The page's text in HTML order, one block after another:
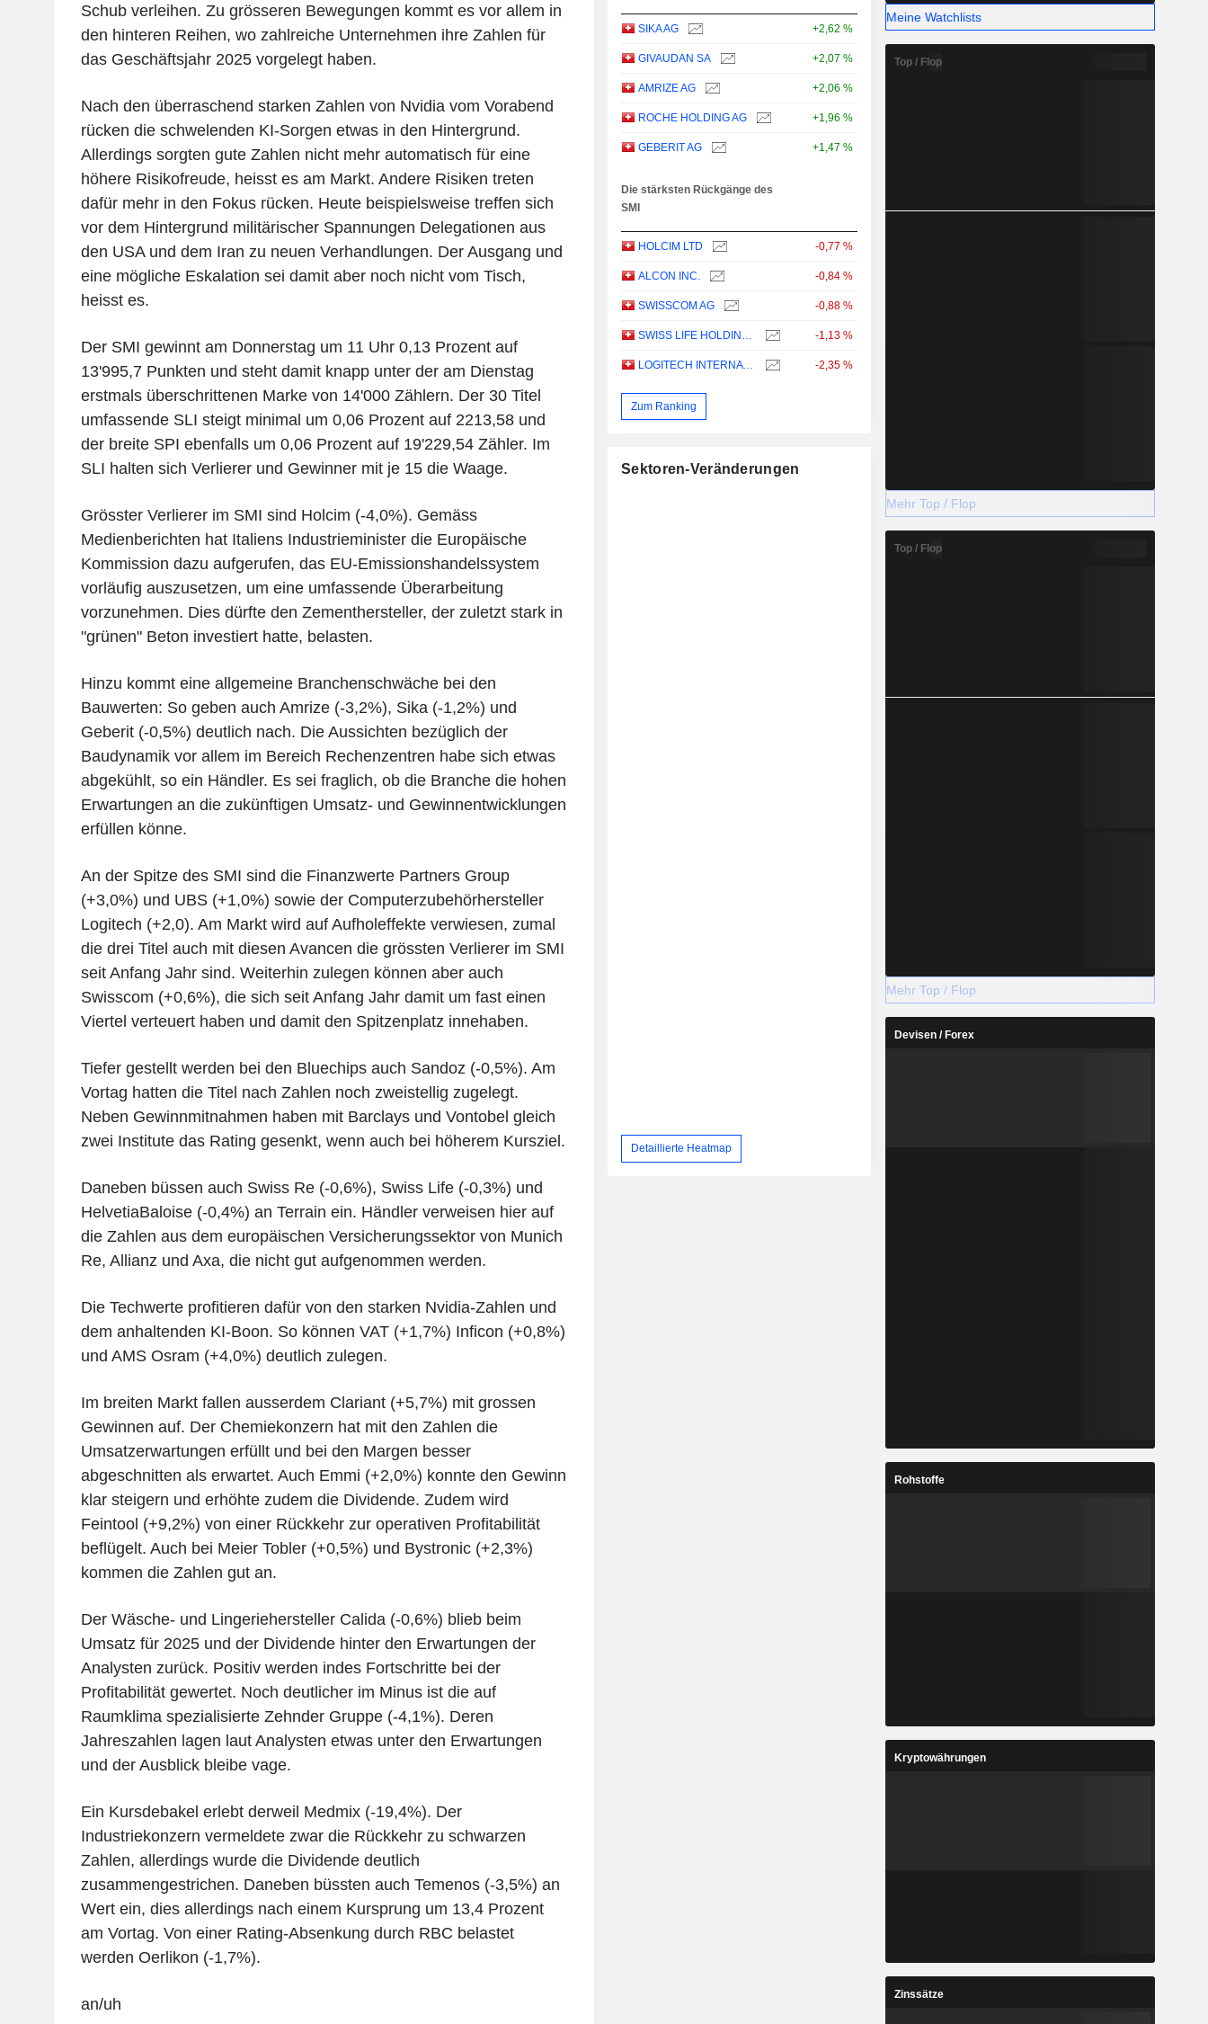
Schub verleihen. Zu grösseren Bewegungen kommt es vor allem in
den hinteren Reihen, wo zahlreiche Unternehmen ihre Zahlen für
das Geschäftsjahr 2025 vorgelegt haben.
Nach den überraschend starken Zahlen von Nvidia vom Vorabend
rücken die schwelenden KI-Sorgen etwas in den Hintergrund.
Allerdings sorgten gute Zahlen nicht mehr automatisch für eine
höhere Risikofreude, heisst es am Markt. Andere Risiken treten
dafür mehr in den Fokus rücken. Heute beispielsweise treffen sich
vor dem Hintergrund militärischer Spannungen Delegationen aus
den USA und dem Iran zu neuen Verhandlungen. Der Ausgang und
eine mögliche Eskalation sei damit aber noch nicht vom Tisch,
heisst es.
Der SMI gewinnt am Donnerstag um 11 Uhr 0,13 Prozent auf
13'995,7 Punkten und steht damit knapp unter der am Dienstag
erstmals überschrittenen Marke von 14'000 Zählern. Der 30 Titel
umfassende SLI steigt minimal um 0,06 Prozent auf 2213,58 und
der breite SPI ebenfalls um 0,06 Prozent auf 19'229,54 Zähler. Im
SLI halten sich Verlierer und Gewinner mit je 15 die Waage.
Grösster Verlierer im SMI sind Holcim (-4,0%). Gemäss
Medienberichten hat Italiens Industrieminister die Europäische
Kommission dazu aufgerufen, das EU-Emissionshandelssystem
vorläufig auszusetzen, um eine umfassende Überarbeitung
vorzunehmen. Dies dürfte den Zementhersteller, der zuletzt stark in
"grünen" Beton investiert hatte, belasten.
Hinzu kommt eine allgemeine Branchenschwäche bei den
Bauwerten: So geben auch Amrize (-3,2%), Sika (-1,2%) und
Geberit (-0,5%) deutlich nach. Die Aussichten bezüglich der
Baudynamik vor allem im Bereich Rechenzentren habe sich etwas
abgekühlt, so ein Händler. Es sei fraglich, ob die Branche die hohen
Erwartungen an die zukünftigen Umsatz- und Gewinnentwicklungen
erfüllen könne.
An der Spitze des SMI sind die Finanzwerte Partners Group
(+3,0%) und UBS (+1,0%) sowie der Computerzubehörhersteller
Logitech (+2,0). Am Markt wird auf Aufholeffekte verwiesen, zumal
die drei Titel auch mit diesen Avancen die grössten Verlierer im SMI
seit Anfang Jahr sind. Weiterhin zulegen können aber auch
Swisscom (+0,6%), die sich seit Anfang Jahr damit um fast einen
Viertel verteuert haben und damit den Spitzenplatz innehaben.
Tiefer gestellt werden bei den Bluechips auch Sandoz (-0,5%). Am
Vortag hatten die Titel nach Zahlen noch zweistellig zugelegt.
Neben Gewinnmitnahmen haben mit Barclays und Vontobel gleich
zwei Institute das Rating gesenkt, wenn auch bei höherem Kursziel.
Daneben büssen auch Swiss Re (-0,6%), Swiss Life (-0,3%) und
HelvetiaBaloise (-0,4%) an Terrain ein. Händler verweisen hier auf
die Zahlen aus dem europäischen Versicherungssektor von Munich
Re, Allianz und Axa, die nicht gut aufgenommen werden.
Die Techwerte profitieren dafür von den starken Nvidia-Zahlen und
dem anhaltenden KI-Boon. So können VAT (+1,7%) Inficon (+0,8%)
und AMS Osram (+4,0%) deutlich zulegen.
Im breiten Markt fallen ausserdem Clariant (+5,7%) mit grossen
Gewinnen auf. Der Chemiekonzern hat mit den Zahlen die
Umsatzerwartungen erfüllt und bei den Margen besser
abgeschnitten als erwartet. Auch Emmi (+2,0%) konnte den Gewinn
klar steigern und erhöhte zudem die Dividende. Zudem wird
Feintool (+9,2%) von einer Rückkehr zur operativen Profitabilität
beflügelt. Auch bei Meier Tobler (+0,5%) und Bystronic (+2,3%)
kommen die Zahlen gut an.
Der Wäsche- und Lingeriehersteller Calida (-0,6%) blieb beim
Umsatz für 2025 und der Dividende hinter den Erwartungen der
Analysten zurück. Positiv werden indes Fortschritte bei der
Profitabilität gewertet. Noch deutlicher im Minus ist die auf
Raumklima spezialisierte Zehnder Gruppe (-4,1%). Deren
Jahreszahlen lagen laut Analysten etwas unter den Erwartungen
und der Ausblick bleibe vage.
Ein Kursdebakel erlebt derweil Medmix (-19,4%). Der
Industriekonzern vermeldete zwar die Rückkehr zu schwarzen
Zahlen, allerdings wurde die Dividende deutlich
zusammengestrichen. Daneben büssten auch Temenos (-3,5%) an
Wert ein, dies allerdings nach einem Kursprung um 13,4 Prozent
am Vortag. Von einer Rating-Absenkung durch RBC belastet
werden Oerlikon (-1,7%).
an/uh
SIKA AG +2,62 %
GIVAUDAN SA +2,07 %
AMRIZE AG +2,06 %
ROCHE HOLDING AG +1,96 %
GEBERIT AG +1,47 %
Die stärksten Rückgänge des
SMI
HOLCIM LTD -0,77 %
ALCON INC. -0,84 %
SWISSCOM AG -0,88 %
SWISS LIFE HOLDING AG -1,13 %
LOGITECH INTERNATIONAL S.A. -2,35 %
Zum Ranking
Sektoren-Veränderungen
Detaillierte Heatmap
Meine Watchlists
Top / Flop
Mehr Top / Flop
Top / Flop
Mehr Top / Flop
Devisen / Forex
Rohstoffe
Kryptowährungen
Zinssätze